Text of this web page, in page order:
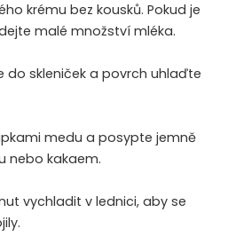
krému bez kousků. Pokud je
malé množství mléka.
do skleniček a povrch uhlaďte
medu a posypte jemně
nebo kakaem.
vychladit v lednici, aby se